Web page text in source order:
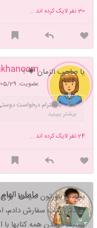
30نفر لایک کرده اند ...
عضویت: 1403/05/29
یا صاحب الزمان 💗✨️
با احترام درخواست
بیشتر ببینید
24نفر لایک کرده اند ...
مامان الهام
بچه ها باورتون نمیشه!
خودش کتاب سفارش دادم،
ببینید،خوندن همه کتابها